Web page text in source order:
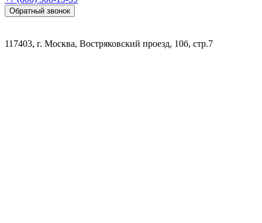
Обратный звонок
117403, г. Москва, Востряковский проезд, 10б, стр.7